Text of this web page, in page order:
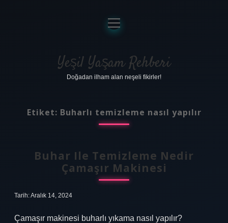
Anasayfa
Gizlilik Politikası
Yasal Uyarı
menüyü
aç
Yeşil Yaşam Rehberi
Doğadan ilham alan neşeli fikirler!
Etiket: Buharlı temizleme nasıl yapılır
Buhar Ile Temizleme Nedir
Çamaşır Makinesi
Tarih: Aralık 14, 2024
Çamaşır makinesi buharlı yıkama nasıl yapılır?